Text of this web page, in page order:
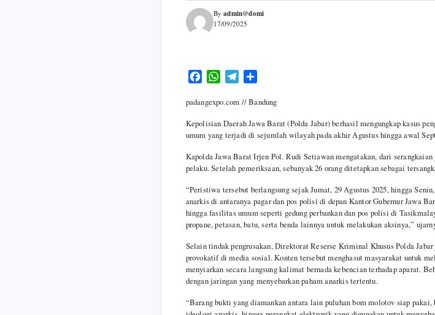
Byadmin@domi
17/09/2025
c
b
o
k
W
a
s
A
p
p
l
g
a
m
a
e
padangexpo.com // Bandung
Kepolisian Daerah Jawa Barat (Polda Jabar) berhasil mengungkap kasus
umum yang terjadi di sejumlah wilayah pada akhir Agustus hingga awal
Kapolda Jawa Barat Irjen Pol. Rudi Setiawan mengatakan, dari
pelaku. Setelah pemeriksaan, sebanyak 26 orang ditetapkan sebagai
“Peristiwa tersebut berlangsung sejak Jumat, 29 Agustus 2025, hingga
anarkis di antaranya pagar dan pos polisi di depan Kantor Gubernur Jawa
hingga fasilitas umum seperti gedung perbankan dan pos polisi di
propane, petasan, batu, serta benda lainnya untuk melakukan aksinya,”
Selain tindak pengrusakan, Direktorat Reserse Kriminal Khusus Polda
provokatif di media sosial. Konten tersebut menghasut masyarakat untuk
menyiarkan secara langsung kalimat bernada kebencian terhadap aparat.
dengan jaringan yang menyebarkan paham anarkis tertentu.
“Barang bukti yang diamankan antara lain puluhan bom molotov siap